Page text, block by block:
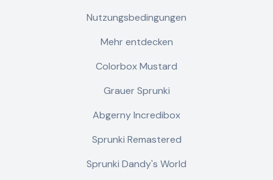
Nutzungsbedingungen
Mehr entdecken
Colorbox Mustard
Grauer Sprunki
Abgerny Incredibox
Sprunki Remastered
Sprunki Dandy's World